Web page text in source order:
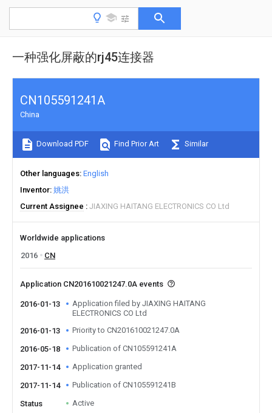
一种强化屏蔽的rj45连接器
CN105591241A
China
Download PDF Find Prior Art Similar
Other languages English
Inventor 姚洪
Current Assignee
JIAXING HAITANG ELECTRONICS CO Ltd
Worldwide applications
2016
CN
Application CN201610021247.0A events
2016-01-13
Application filed by JIAXING HAITANG
ELECTRONICS CO Ltd
2016-01-13
Priority to CN201610021247.0A
2016-05-18 Publication of CN105591241A
2017-11-14 Application granted
2017-11-14 Publication of CN105591241B
Status Active